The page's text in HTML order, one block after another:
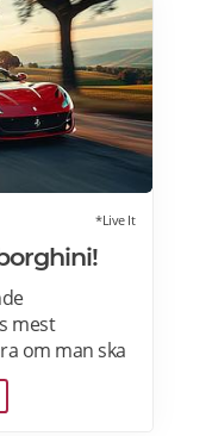
*Live It
mest
om man ska
Upplevelsen
och